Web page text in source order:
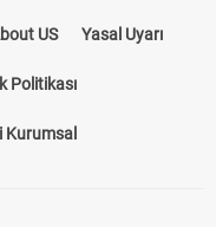
US Yasal Uyarı
Politikası
Kurumsal